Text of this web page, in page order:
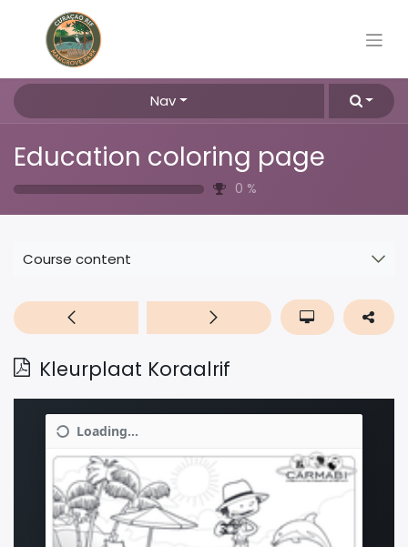
Nav
Education coloring page
0 %
Course content
Kleurplaat Koraalrif